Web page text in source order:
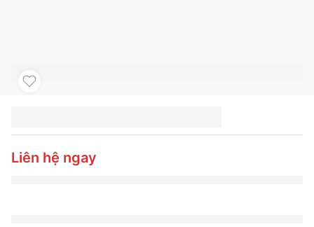
205/55R17 91W
PRIMACY 4 ST MO
Liên hệ ngay